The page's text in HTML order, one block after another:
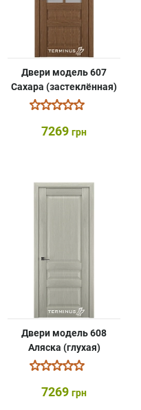
Двери модель 607
Сахара (застеклённая)
7269 грн
Двери модель 608
Аляска (глухая)
7269 грн